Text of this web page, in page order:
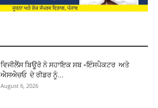
ਵਿਜੀਲੈਂਸ ਬਿਊਰੋ ਨੇ ਸਹਾਇਕ ਸਬ -ਇੰਸਪੈਕਟਰ ਅਤੇ
ਐਸਐਚਓ ਦੇ ਰੀਡਰ ਨੂੰ...
August 6, 2026